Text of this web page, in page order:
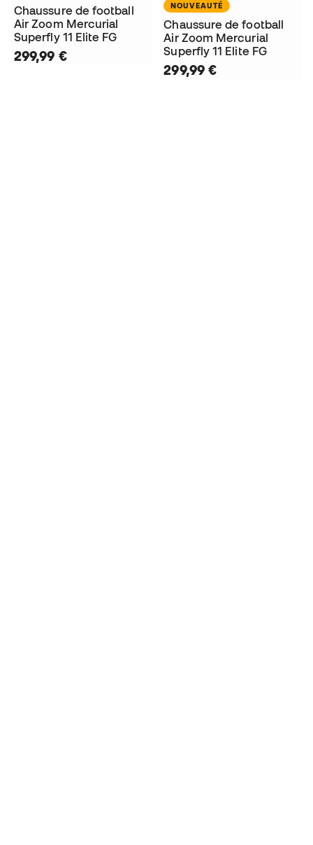
Chaussure de football
Air Zoom Mercurial
Superfly 11 Elite FG
299,99 €
NOUVEAUTÉ
Chaussure de football
Air Zoom Mercurial
Superfly 11 Elite FG
299,99 €